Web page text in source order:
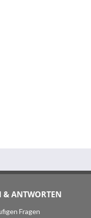
& ANTWORTEN
Fragen